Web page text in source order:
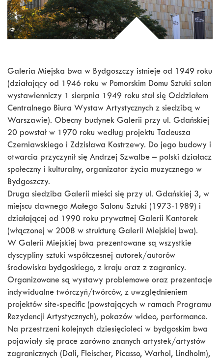
Galeria Miejska bwa w Bydgoszczy istnieje od 1949 roku
(działający od 1946 roku w Pomorskim Domu Sztuki salon
wystawienniczy 1 sierpnia 1949 roku stał się Oddziałem
Centralnego Biura Wystaw Artystycznych z siedzibą w
Warszawie). Obecny budynek Galerii przy ul. Gdańskiej
20 powstał w 1970 roku według projektu Tadeusza
Czerniawskiego i Zdzisława Kostrzewy. Do jego budowy i
otwarcia przyczynił się Andrzej Szwalbe – polski działacz
społeczny i kulturalny, organizator życia muzycznego w
Bydgoszczy.
Druga siedziba Galerii mieści się przy ul. Gdańskiej 3, w
miejscu dawnego Małego Salonu Sztuki (1973-1989) i
działającej od 1990 roku prywatnej Galerii Kantorek
(włączonej w 2008 w strukturę Galerii Miejskiej bwa).
W Galerii Miejskiej bwa prezentowane są wszystkie
dyscypliny sztuki współczesnej autorek/autorów
środowiska bydgoskiego, z kraju oraz z zagranicy.
Organizowane są wystawy problemowe oraz prezentacje
indywidualne twórczyń/twórców, z uwzględnieniem
projektów site-specific (powstających w ramach Programu
Rezydencji Artystycznych), pokazów wideo, performance.
Na przestrzeni kolejnych dziesięcioleci w bydgoskim bwa
pojawiały się prace zarówno znanych artystek/artystów
zagranicznych (Dali, Fleischer, Picasso, Warhol, Lindholm),